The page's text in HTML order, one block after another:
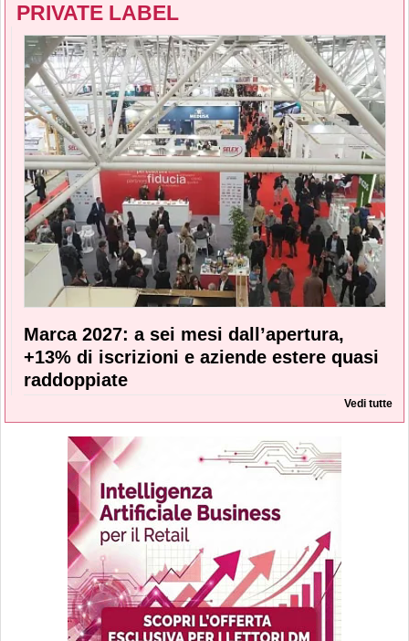
PRIVATE LABEL
Marca 2027: a sei mesi dall’apertura,
+13% di iscrizioni e aziende estere quasi
raddoppiate
Vedi tutte